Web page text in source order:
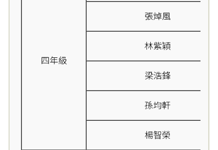
四年級
張焯風
林紫穎
梁浩鋒
孫均軒
楊智榮